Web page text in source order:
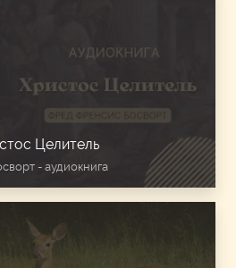
Целитель
- аудиокнига